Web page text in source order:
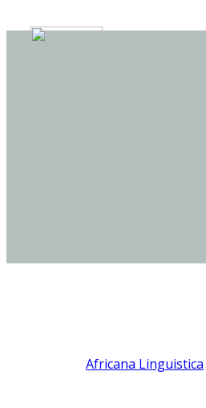
Africana Linguistica